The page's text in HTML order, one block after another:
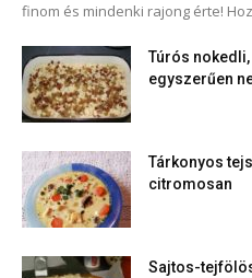
finom és mindenki rajong érte!
Túrós
egyszerűen
Tárkonyos
citromosan
Sajtos-